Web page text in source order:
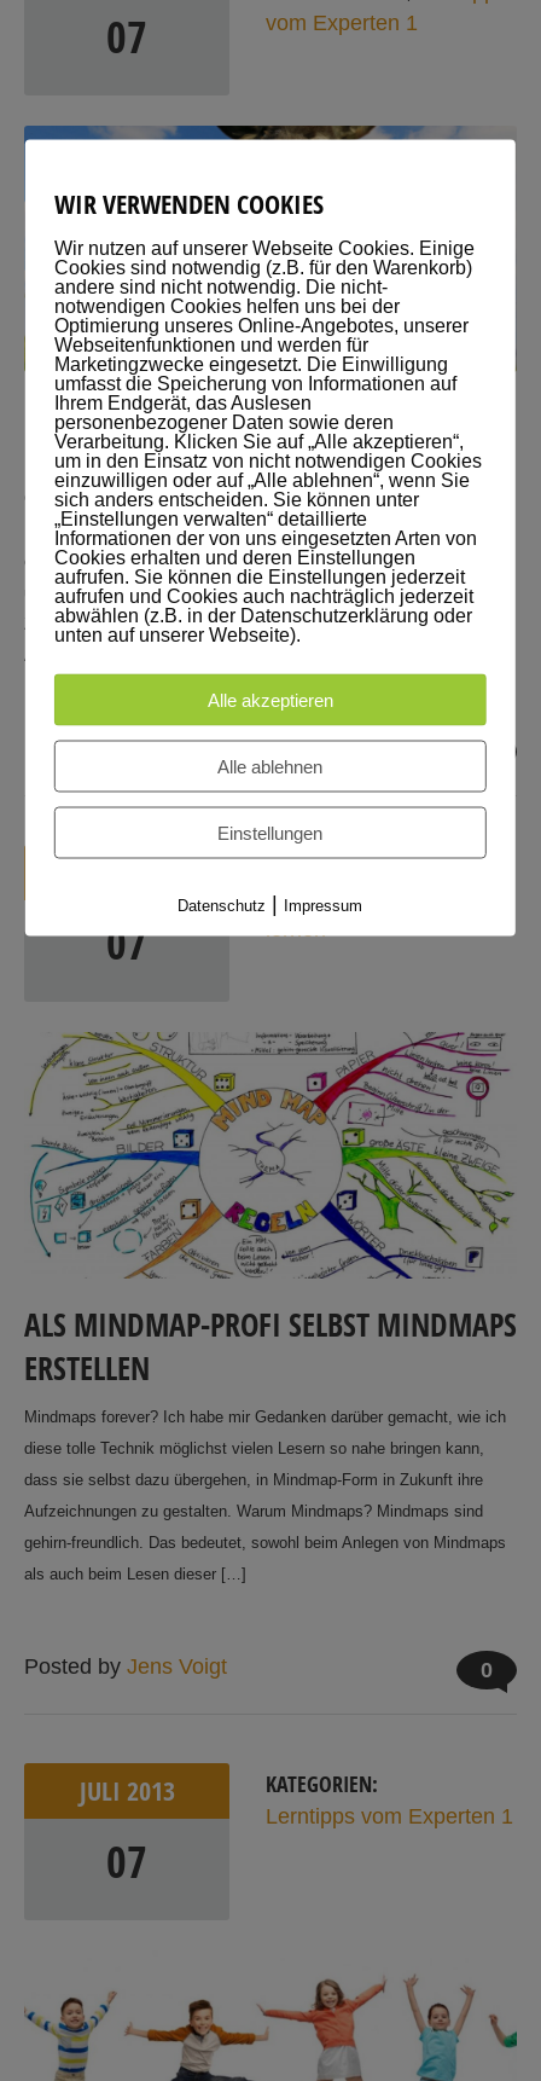
07
vom Experten 1
ESELSBRÜCKEN FÜR SOZIALPÄDAGOGIK
Eselsbrücke für die 5 Grundformen pädagogischen Handelns von
Giesecke A-I-B-A-U = Animieren-Informieren-Beraten-Arrangieren-
Unterrichten oder als Eselsbrücke An-gestaubte Infor-mationen ber-
eiten A-nsagern Un-behagen oder Abiturienten Im BAU Eselsbrücke,
um sich die SMART-Regel um Ziele zu formulieren zu merken: Ein
Ziel muss smart formuliert sein: S-M-A-R-T = Spezifisch-Messbar-
Angemessen-Realistisch-Terminiert
Posted byJens Voigt 0
07
KATEGORIEN:
Mit Mindmaps besser
ALS MINDMAP-PROFI SELBST MINDMAPS
ERSTELLEN
Mindmaps forever? Ich habe mir Gedanken darüber gemacht, wie ich
diese tolle Technik möglichst vielen Lesern so nahe bringen kann,
dass sie selbst dazu übergehen, in Mindmap-Form in Zukunft ihre
Aufzeichnungen zu gestalten. Warum Mindmaps? Mindmaps sind
gehirn-freundlich. Das bedeutet, sowohl beim Anlegen von Mindmaps
als auch beim Lesen dieser […]
Posted by Jens Voigt 0
JULI 2013
07
KATEGORIEN:
Lerntipps vom Experten 1
WIR VERWENDEN COOKIES
Wir nutzen auf unserer Webseite Cookies. Einige
Cookies sind notwendig (z.B. für den Warenkorb)
andere sind nicht notwendig. Die nicht-
notwendigen Cookies helfen uns bei der
Optimierung unseres Online-Angebotes, unserer
Webseitenfunktionen und werden für
Marketingzwecke eingesetzt. Die Einwilligung
umfasst die Speicherung von Informationen auf
Ihrem Endgerät, das Auslesen
personenbezogener Daten sowie deren
Verarbeitung. Klicken Sie auf „Alle akzeptieren“,
um in den Einsatz von nicht notwendigen Cookies
einzuwilligen oder auf „Alle ablehnen“, wenn Sie
sich anders entscheiden. Sie können unter
„Einstellungen verwalten“ detaillierte
Informationen der von uns eingesetzten Arten von
Cookies erhalten und deren Einstellungen
aufrufen. Sie können die Einstellungen jederzeit
aufrufen und Cookies auch nachträglich jederzeit
abwählen (z.B. in der Datenschutzerklärung oder
unten auf unserer Webseite).
Alle akzeptieren
Alle ablehnen
Einstellungen
Datenschutz | Impressum